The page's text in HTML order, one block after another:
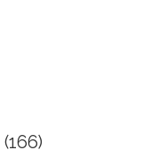
(166)